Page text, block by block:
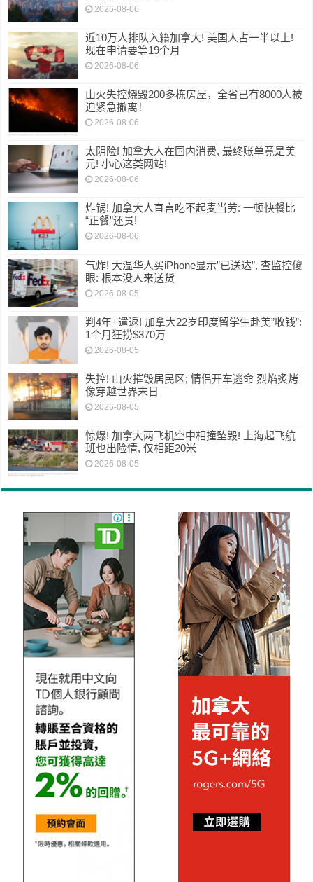
2026-08-06
近10万人排队入籍加拿大! 美国人占一半以上!
现在申请要等19个月
2026-08-06
山火失控烧毁200多栋房屋，全省已有8000人被
迫紧急撤离！
2026-08-06
太阴险! 加拿大人在国内消费, 最终账单竟是美
元! 小心这类网站!
2026-08-06
炸锅! 加拿大人直言吃不起麦当劳: 一顿快餐比
“正餐”还贵!
2026-08-06
气炸! 大温华人买iPhone显示”已送达”, 查监控傻
眼: 根本没人来送货
2026-08-05
判4年+遣返! 加拿大22岁印度留学生赴美”收钱”:
1个月狂捞$370万
2026-08-05
失控! 山火摧毁居民区; 情侣开车逃命 烈焰炙烤
像穿越世界末日
2026-08-05
惊爆! 加拿大两飞机空中相撞坠毁! 上海起飞航
班也出险情, 仅相距20米
2026-08-05